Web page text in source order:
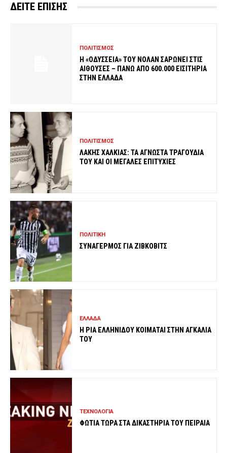
ΔΕΙΤΕ ΕΠΙΣΗΣ
ΠΟΛΙΤΙΣΜΟΣ
Η «ΟΔΥΣΣΕΙΑ» ΤΟΥ ΝΟΛΑΝ ΣΑΡΩΝΕΙ ΣΤΙΣ
ΑΙΘΟΥΣΕΣ – ΠΑΝΩ ΑΠΟ 600.000 ΕΙΣΙΤΗΡΙΑ
ΣΤΗΝ ΕΛΛΑΔΑ
ΠΟΛΙΤΙΣΜΟΣ
ΛΑΚΗΣ ΧΑΛΚΙΑΣ: ΤΑ ΑΓΝΩΣΤΑ ΤΡΑΓΟΥΔΙΑ
ΤΟΥ ΚΑΙ ΟΙ ΜΕΓΑΛΕΣ ΕΠΙΤΥΧΙΕΣ
ΠΟΛΙΤΙΚΗ
ΣΥΝΑΓΕΡΜΟΣ ΓΙΑ ΖΙΒΚΟΒΙΤΣ
ΕΛΛΑΔΑ
Η ΡΙΑ ΕΛΛΗΝΙΔΟΥ ΚΟΙΜΑΤΑΙ ΣΤΗΝ ΑΓΚΑΛΙΑ
ΤΟΥ
ΤΕΧΝΟΛΟΓΙΑ
ΦΩΤΙΑ ΤΩΡΑ ΣΤΑ ΔΙΚΑΣΤΗΡΙΑ ΤΟΥ ΠΕΙΡΑΙΑ